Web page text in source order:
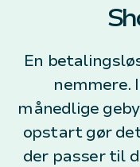
En
nemmere.
månedlige
opstart gør
der passer til